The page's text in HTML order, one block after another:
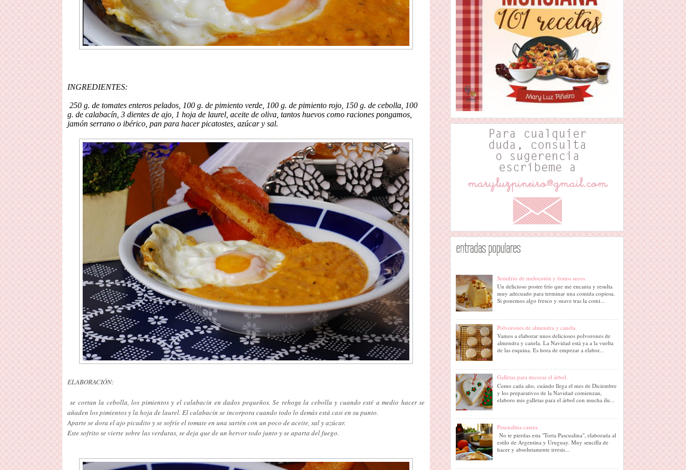
INGREDIENTES:
250 g. de tomates enteros pelados, 100 g. de pimiento verde, 100 g. de pimiento rojo, 150 g. de cebolla, 100
g. de calabacín, 3 dientes de ajo, 1 hoja de laurel, aceite de oliva, tantos huevos como raciones pongamos,
jamón serrano o ibérico, pan para hacer picatostes, azúcar y sal.
ELABORACIÓN:
se cortan la cebolla, los pimientos y el calabacín en dados pequeños. Se rehoga la cebolla y cuando esté a medio hacer se
añaden los pimientos y la hoja de laurel. El calabacín se incorpora cuando todo lo demás está casi en su punto.
Aparte se dora el ajo picadito y se sofríe el tomate en una sartén con un poco de aceite, sal y azúcar.
Este sofrito se vierte sobre las verduras, se deja que de un hervor todo junto y se aparta del fuego.
entradas populares
Semifrío de melocotón y frutos secos.
Un delicioso postre frío que me encanta y resulta
muy adecuado para terminar una comida copiosa.
Si ponemos algo fresco y suave tras la comi...
Polvorones de almendra y canela.
Vamos a elaborar unos deliciosos polvorones de
almendra y canela. La Navidad está ya a la vuelta
de las esquina. Es hora de empezar a elabor...
Galletas para decorar el árbol.
Como cada año, cuándo llega el mes de Diciembre
y los preparativos de la Navidad comienzan,
elaboro mis galletas para el árbol con mucha ilu...
Pascualina casera.
No te pierdas esta "Torta Pascualina", elaborada al
estilo de Argentina y Uruguay. Muy sencilla de
hacer y absolutamente irresis...